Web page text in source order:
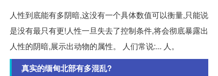
人性到底能有多阴暗,这没有一个具体数值可以衡量,只能说
是没有最只有更!人性一旦失去了控制条件,将会彻底暴露出
人性的阴暗,展示出动物的属性。 人们常说:... 人。
真实的缅甸北部有多混乱?